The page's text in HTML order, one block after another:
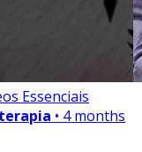
Essenciais
• 4 months